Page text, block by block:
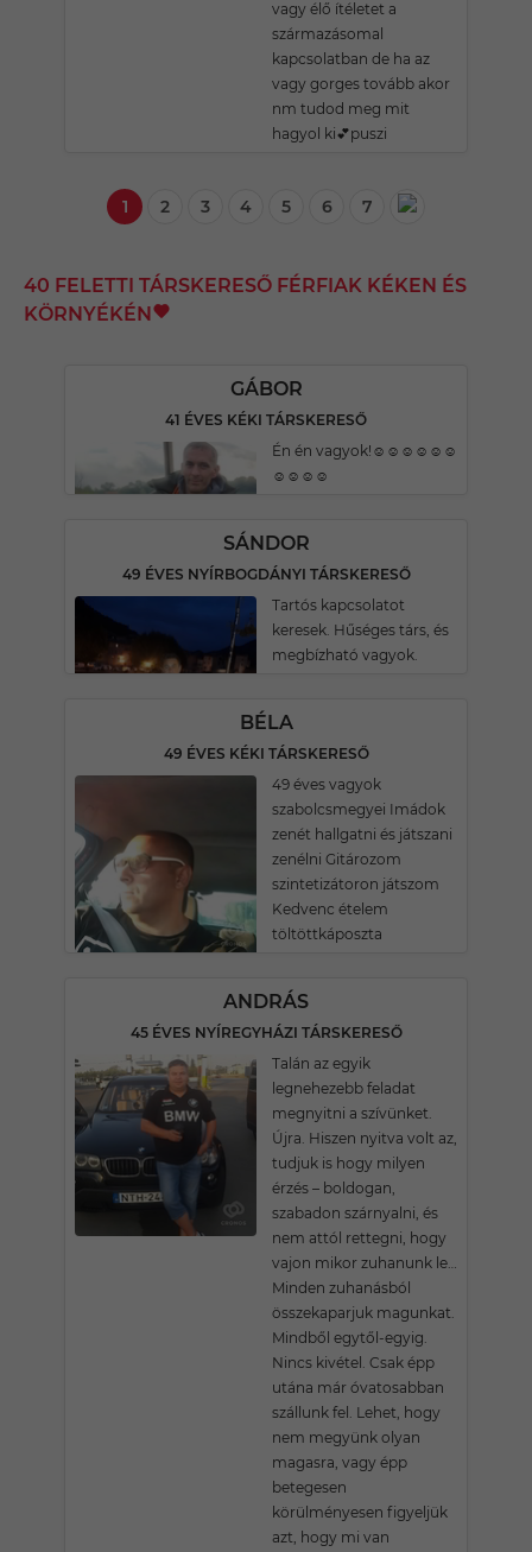
vagy élő ítéletet a
származásomal
kapcsolatban de ha az
vagy gorges tovább akor
nm tudod meg mit
hagyol ki💕puszi
1 2 3 4 5 6 7
40 FELETTI TÁRSKERESŐ FÉRFIAK KÉKEN ÉS
KÖRNYÉKÉN
GÁBOR
41 ÉVES KÉKI TÁRSKERESŐ
Én én vagyok!☺️☺️☺️☺️☺️☺️
☺️☺️☺️☺️
SÁNDOR
49 ÉVES NYÍRBOGDÁNYI TÁRSKERESŐ
Tartós kapcsolatot
keresek. Hűséges társ, és
megbízható vagyok.
BÉLA
49 ÉVES KÉKI TÁRSKERESŐ
49 éves vagyok
szabolcsmegyei Imádok
zenét hallgatni és játszani
zenélni Gitározom
szintetizátoron játszom
Kedvenc ételem
töltöttkáposzta
ANDRÁS
45 ÉVES NYÍREGYHÁZI TÁRSKERESŐ
Talán az egyik
legnehezebb feladat
megnyitni a szívünket.
Újra. Hiszen nyitva volt az,
tudjuk is hogy milyen
érzés – boldogan,
szabadon szárnyalni, és
nem attól rettegni, hogy
vajon mikor zuhanunk le…
Minden zuhanásból
összekaparjuk magunkat.
Mindből egytől-egyig.
Nincs kivétel. Csak épp
utána már óvatosabban
szállunk fel. Lehet, hogy
nem megyünk olyan
magasra, vagy épp
betegesen
körülményesen figyeljük
azt, hogy mi van